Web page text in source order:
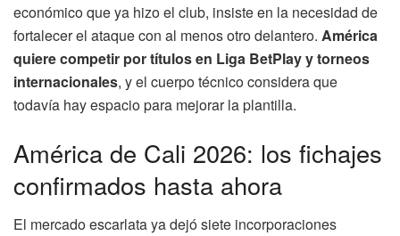
económico que ya hizo el club, insiste en la necesidad de
fortalecer el ataque con al menos otro delantero. América
quiere competir por títulos en Liga BetPlay y torneos
internacionales, y el cuerpo técnico considera que
todavía hay espacio para mejorar la plantilla.
América de Cali 2026: los fichajes
confirmados hasta ahora
El mercado escarlata ya dejó siete incorporaciones